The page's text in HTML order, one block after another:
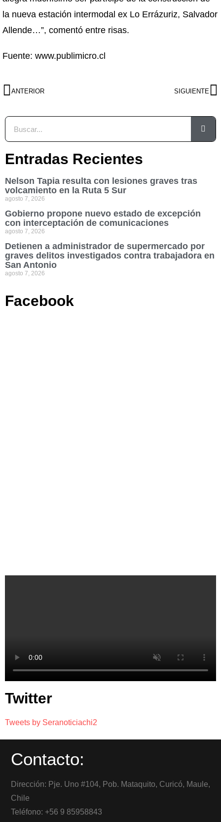
la nueva estación intermodal ex Lo Errázuriz, Salvador
Allende…”, comentó entre risas.
Fuente: www.publimicro.cl
ANTERIOR SIGUIENTE
Entradas Recientes
Nelson Tapia resulta con lesiones graves tras
volcamiento en la Ruta 5 Sur
agosto 7, 2026
Gobierno propone nuevo estado de excepción
con interceptación de comunicaciones
agosto 7, 2026
Detienen a administrador de supermercado por
graves delitos investigados contra trabajadora en
San Antonio
agosto 7, 2026
Facebook
Twitter
Tweets by Seranoticiachi2
Contacto:
Dirección: Pje. Uno #104, Pob. Mataquito, Curicó, Maule,
Chile
Teléfono: +56 9 85958843